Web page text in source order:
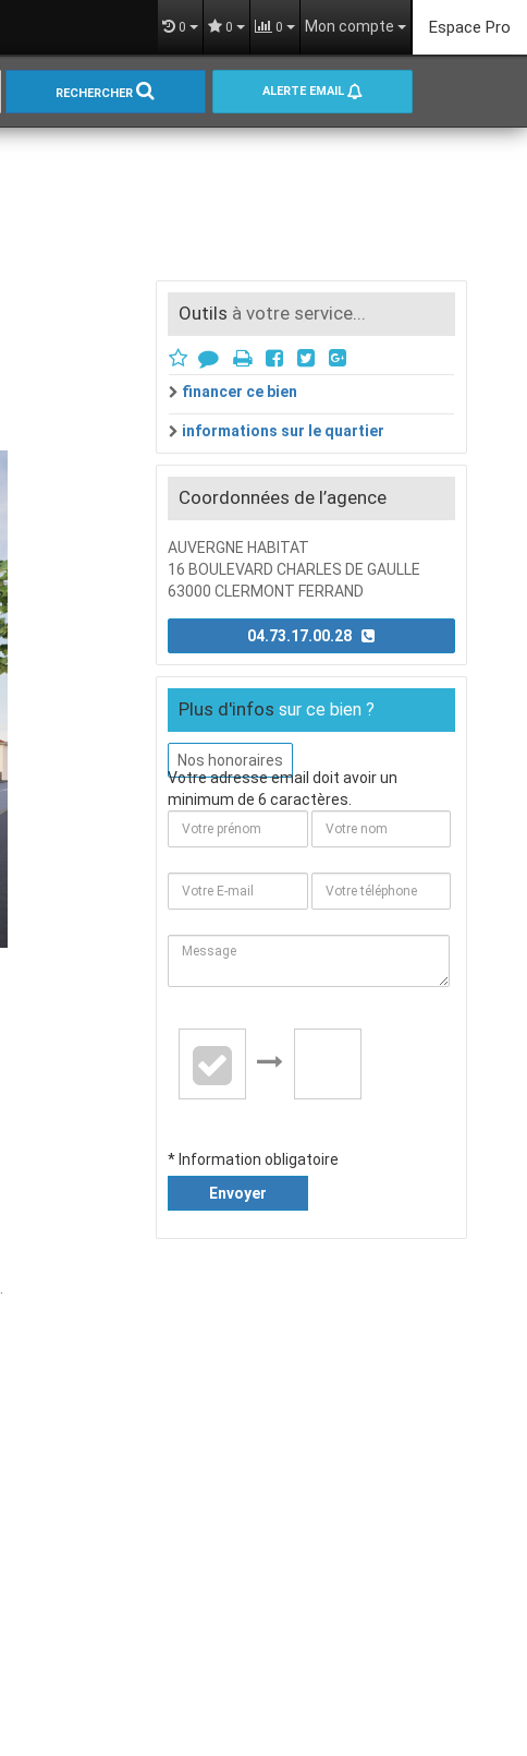
0 0 0 Mon compte Espace Pro
RECHERCHER ALERTE EMAIL
Outils à votre service...
financer ce bien
informations sur le quartier
Coordonnées de l’agence
AUVERGNE HABITAT
16 BOULEVARD CHARLES DE GAULLE
63000 CLERMONT FERRAND
04.73.17.00.28
Plus d'infos sur ce bien ?
Nos honoraires
Votre adresse email doit avoir un
minimum de 6 caractères.
* Information obligatoire
Envoyer